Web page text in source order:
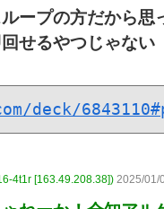
ープの方だから思
せるやつじゃない
deck/
4t1r [163.49.208.38]) 2025/01/